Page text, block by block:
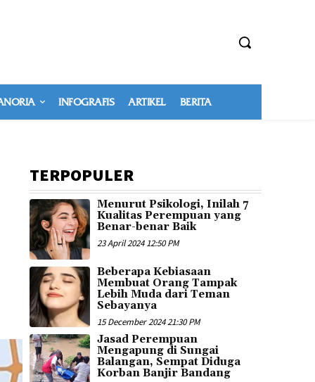
INFOGRAFIS ARTIKEL BERITA
TERPOPULER
Menurut Psikologi, Inilah 7
Kualitas Perempuan yang
Benar-benar Baik
23 April 2024 12:50 PM
Beberapa Kebiasaan
Membuat Orang Tampak
Lebih Muda dari Teman
Sebayanya
15 December 2024 21:30 PM
Jasad Perempuan
Mengapung di Sungai
Balangan, Sempat Diduga
Korban Banjir Bandang